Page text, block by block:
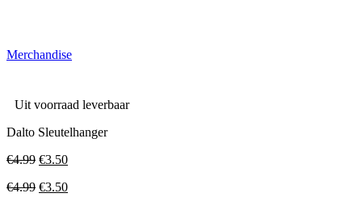
Merchandise
Uit voorraad leverbaar
Dalto Sleutelhanger
€4.99 Oorspronkelijke
was:
€3.50Huidige
is:
€4.99 Oorspronkelijke
€3.50Huidige